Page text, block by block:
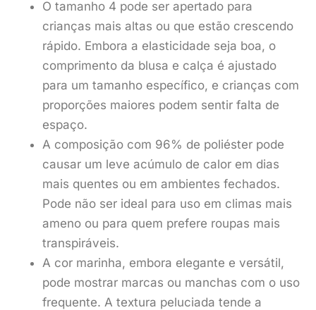
O tamanho 4 pode ser apertado para
crianças mais altas ou que estão crescendo
rápido. Embora a elasticidade seja boa, o
comprimento da blusa e calça é ajustado
para um tamanho específico, e crianças com
proporções maiores podem sentir falta de
espaço.
A composição com 96% de poliéster pode
causar um leve acúmulo de calor em dias
mais quentes ou em ambientes fechados.
Pode não ser ideal para uso em climas mais
ameno ou para quem prefere roupas mais
transpiráveis.
A cor marinha, embora elegante e versátil,
pode mostrar marcas ou manchas com o uso
frequente. A textura peluciada tende a